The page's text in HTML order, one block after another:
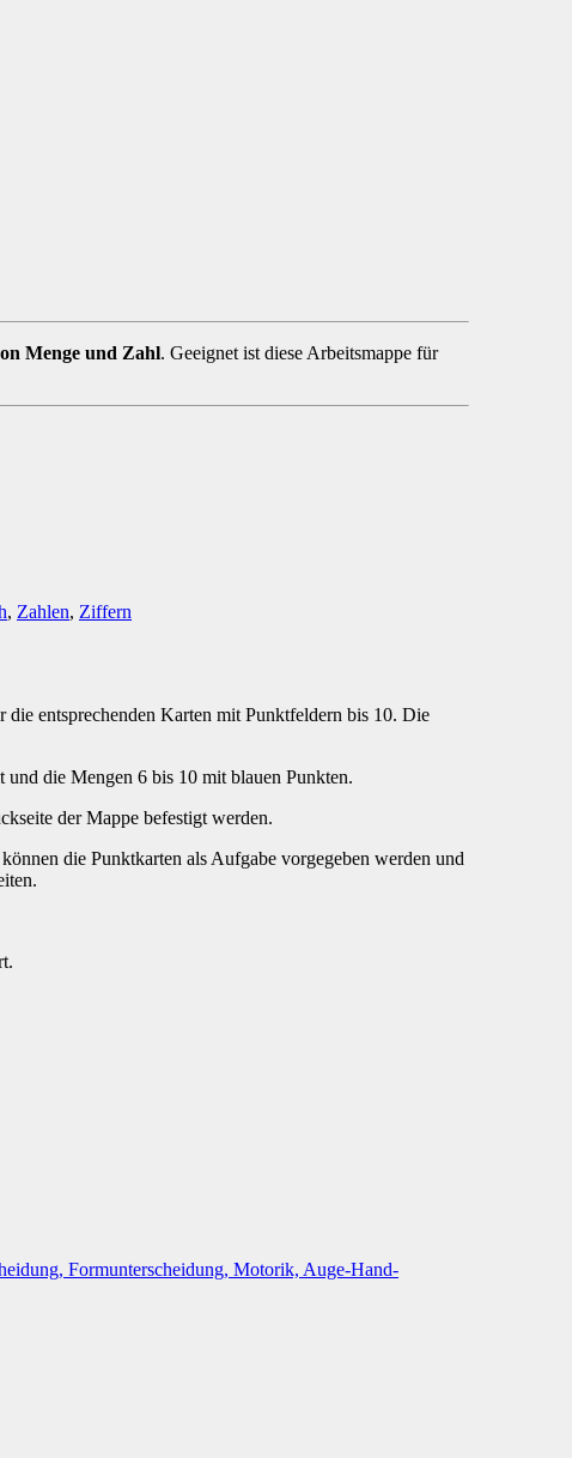
Menge und Zahl. Geeignet ist diese Arbeitsmappe für
, Zahlen, Ziffern
die entsprechenden Karten mit Punktfeldern bis 10. Die
und die Mengen 6 bis 10 mit blauen Punkten.
der Mappe befestigt werden.
die Punktkarten als Aufgabe vorgegeben werden und